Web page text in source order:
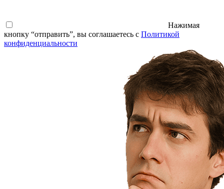
Нажимая
кнопку “отправить”, вы соглашаетесь с Политикой
конфиденциальности